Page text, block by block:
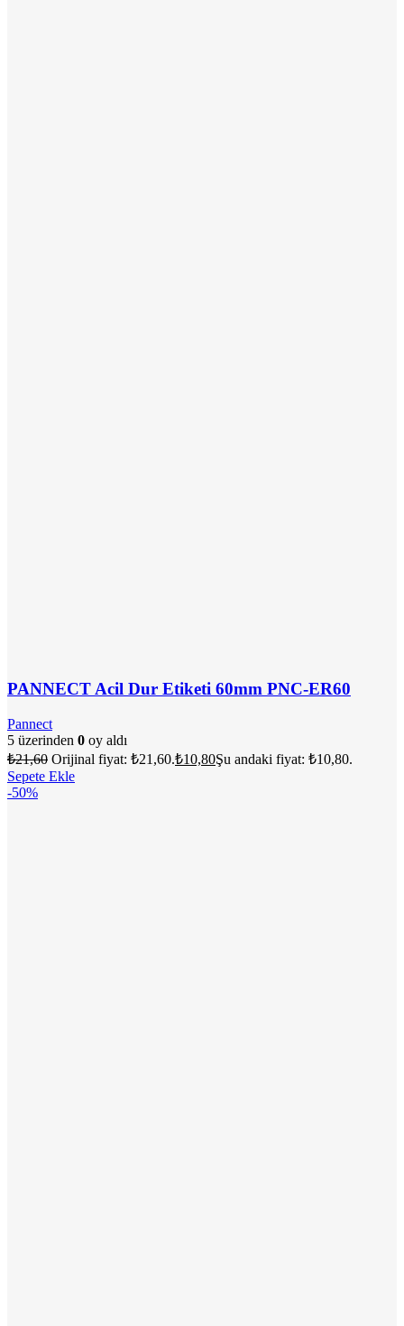
PANNECT Acil Dur Etiketi 60mm PNC-ER60
Pannect
5 üzerinden 0 oy aldı
₺21,60 Orijinal fiyat: ₺21,60.₺10,80Şu andaki fiyat: ₺10,80.
Sepete Ekle
-50%